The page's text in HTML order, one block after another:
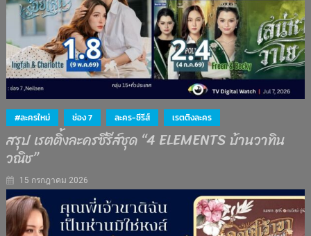
#ละครใหม่ ช่อง 7 ละคร-ซีรีส์ เรตติงละคร
สรุป เรตติ้งละครซีรีส์ชุด “4 ELEMENTS บ้านวาทิน
วณิช”
15 กรกฎาคม 2026